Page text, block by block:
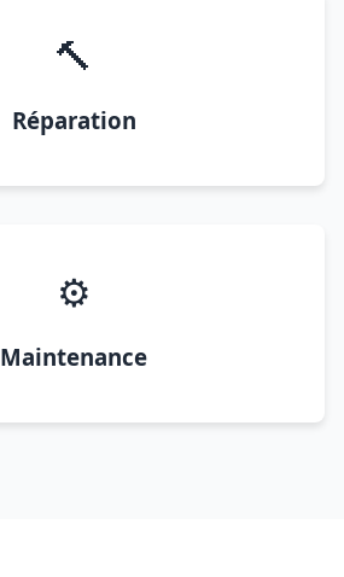
🔨
Réparation
⚙️
Maintenance